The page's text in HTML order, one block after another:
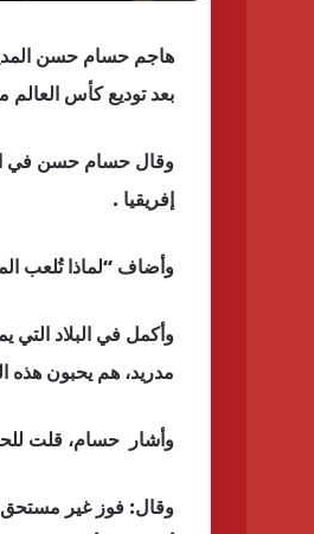
هاجم حسام حسن
بعد توديع كأس العالم من دور الـ16
وقال حسام حسن في
إفريقيا .
وأضاف “لماذا تُلعب
وأكمل في البلاد
مدريد، هم يحبون هذه
وأشار حسام، قلت
وقال: فوز غير مستحق